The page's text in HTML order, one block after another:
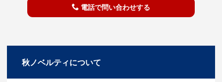
電話で問い合わせする
秋ノベルティについて